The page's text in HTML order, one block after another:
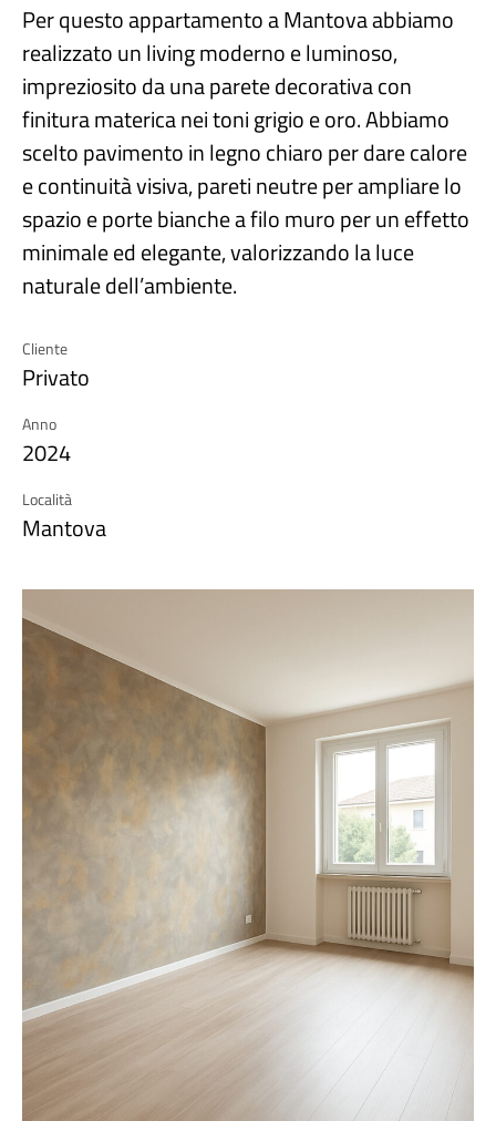
Cliente
Privato
Anno
2024
Località
Mantova
Per questo appartamento a Mantova abbiamo
realizzato un living moderno e luminoso,
impreziosito da una parete decorativa con
finitura materica nei toni grigio e oro. Abbiamo
scelto pavimento in legno chiaro per dare calore
e continuità visiva, pareti neutre per ampliare lo
spazio e porte bianche a filo muro per un effetto
minimale ed elegante, valorizzando la luce
naturale dell’ambiente.